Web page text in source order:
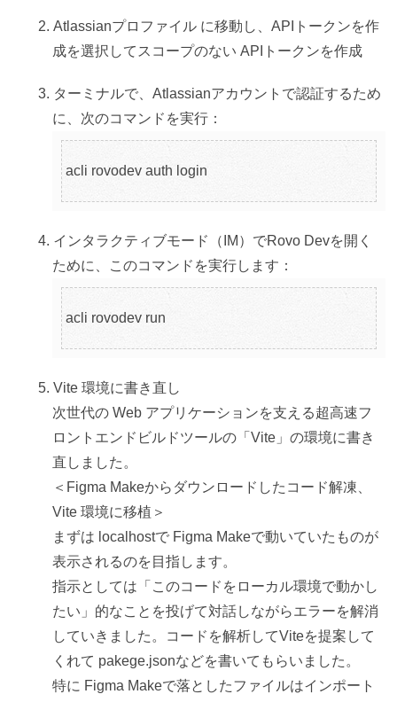
Atlassianプロファイル に移動し、APIトークンを作
成を選択してスコープのない APIトークンを作成
ターミナルで、Atlassianアカウントで認証するため
に、次のコマンドを実行：
acli rovodev auth login
インタラクティブモード（IM）でRovo Devを開く
ために、このコマンドを実行します：
acli rovodev run
Vite 環境に書き直し
次世代の Web アプリケーションを支える超高速フ
ロントエンドビルドツールの「Vite」の環境に書き
直しました。
＜Figma Makeからダウンロードしたコード解凍、
Vite 環境に移植＞
まずは localhostで Figma Makeで動いていたものが
表示されるのを目指します。
指示としては「このコードをローカル環境で動かし
たい」的なことを投げて対話しながらエラーを解消
していきました。コードを解析してViteを提案して
くれて pakege.jsonなどを書いてもらいました。
特に Figma Makeで落としたファイルはインポート